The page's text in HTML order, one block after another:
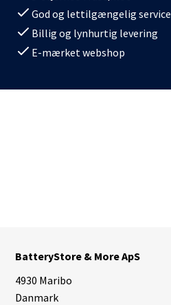
God og lettilgængelig service
Billig og lynhurtig levering
E-mærket webshop
BatteryStore & More ApS
4930 Maribo
Danmark